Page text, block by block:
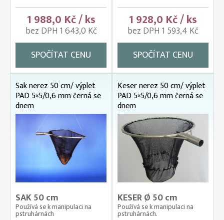
1 988,0 Kč / ks
bez DPH 1 643,0 Kč
SPOČÍTAT CENU
1 928,0 Kč / ks
bez DPH 1 593,4 Kč
SPOČÍTAT CENU
Sak nerez 50 cm/ výplet
PAD 5×5/0,6 mm černá se
dnem
SAK 50 cm
Používá se k manipulaci na
pstruhárnách
Keser nerez 50 cm/ výplet
PAD 5×5/0,6 mm černá se
dnem
KESER Ø 50 cm
Používá se k manipulaci na
pstruhárnách.